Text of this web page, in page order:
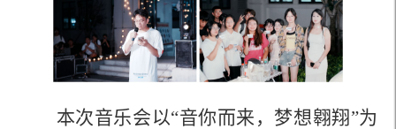
本次音乐会以“音你而来 ，梦想翱翔 ”为